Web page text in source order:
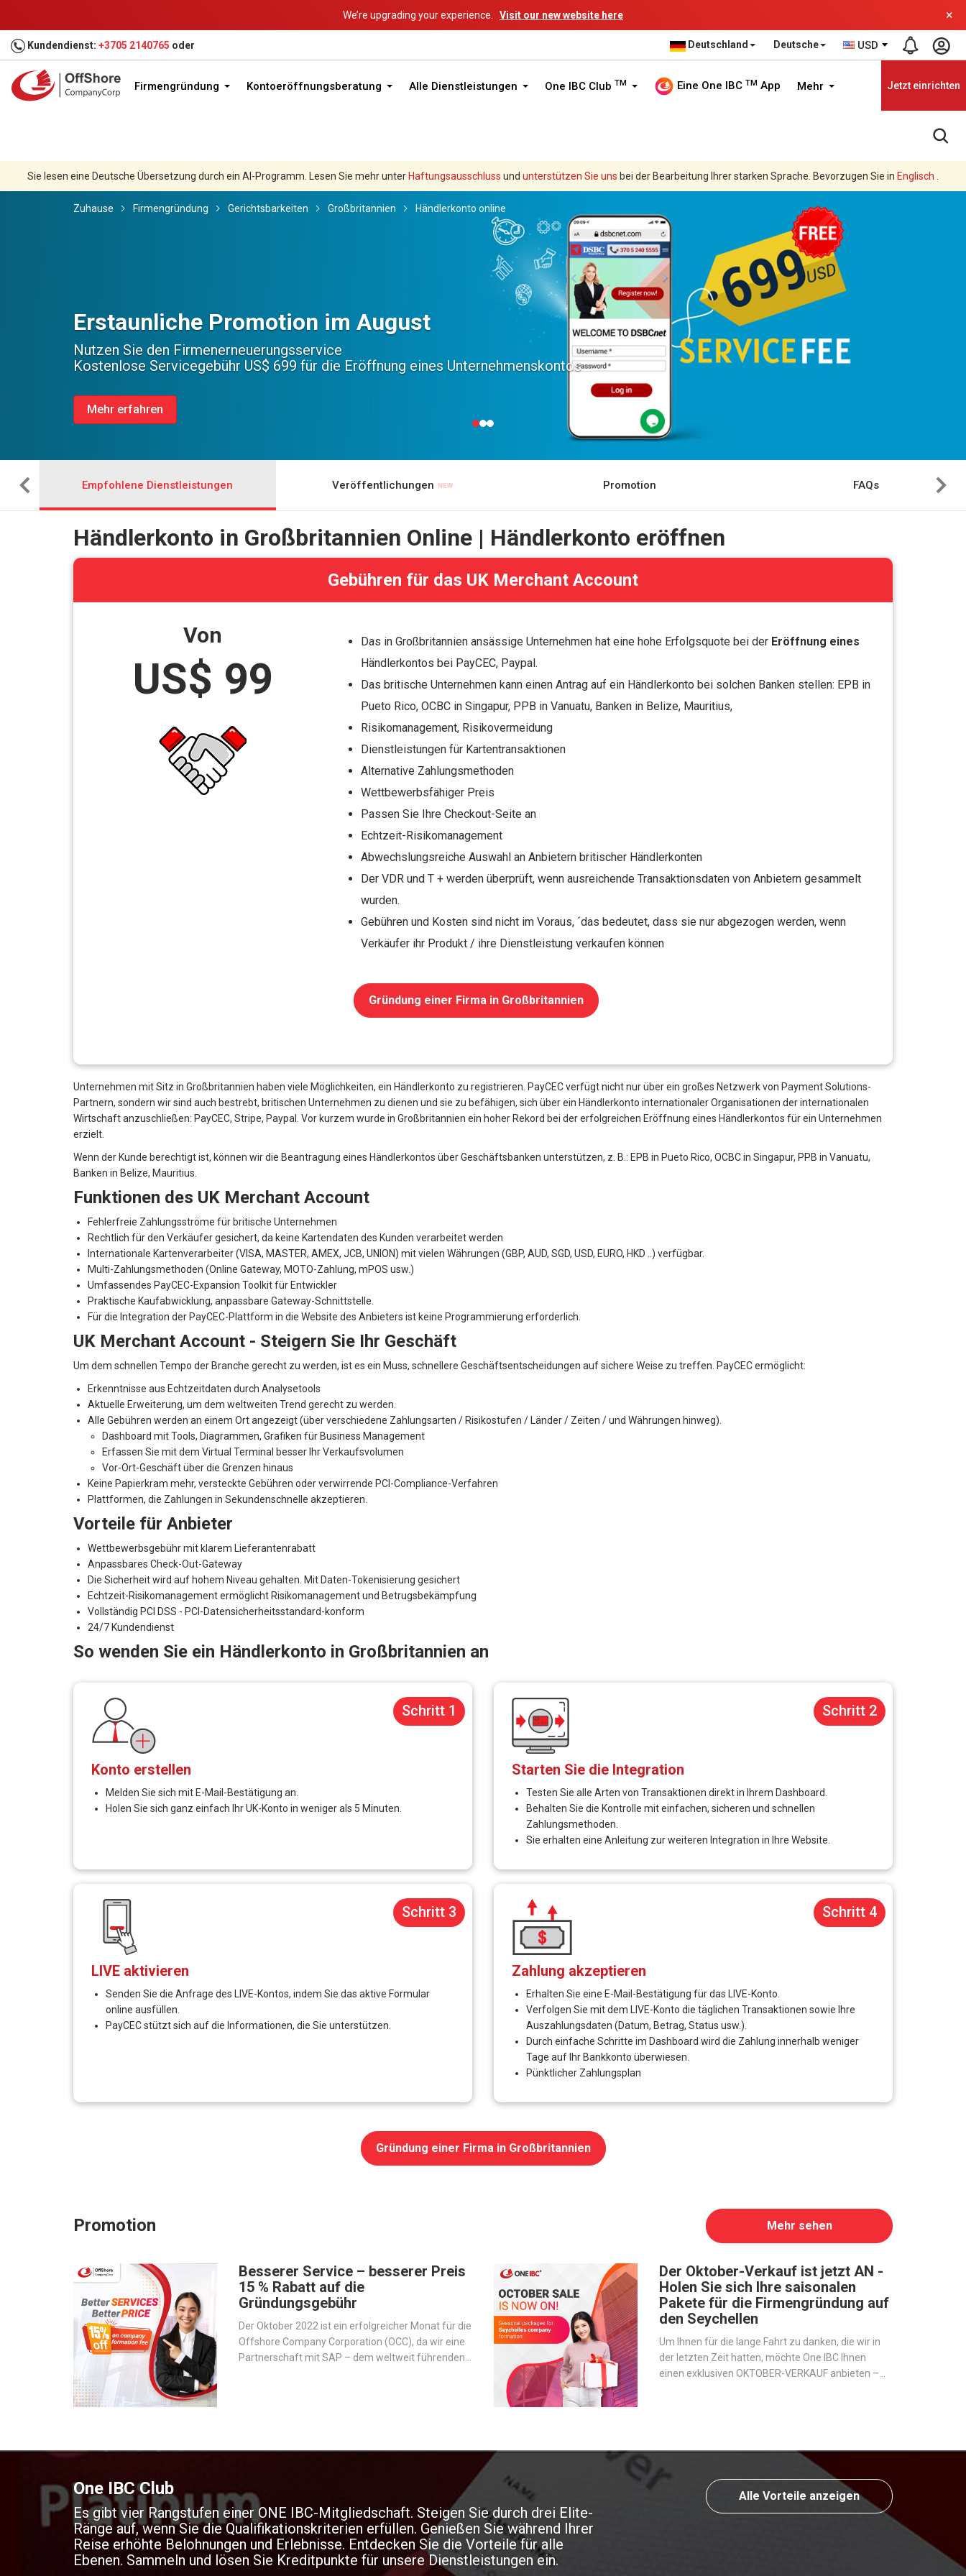
We’re upgrading your experience. Visit our new website here ×
Kundendienst: +3705 2140765 oder Deutschland Deutsche USD
Firmengründung Kontoeröffnungsberatung Alle Dienstleistungen One IBC Club TM Eine One IBC TM App Mehr Jetzt einrichten
Sie lesen eine Deutsche Übersetzung durch ein AI-Programm. Lesen Sie mehr unter Haftungsausschluss und unterstützen Sie uns bei der Bearbeitung Ihrer starken Sprache. Bevorzugen Sie in Englisch .
Zuhause Firmengründung Gerichtsbarkeiten Großbritannien Händlerkonto online
Sonderangebot des Monats
Mehr erfahren
Empfohlene Dienstleistungen
Händlerkonto in Großbritannien Online | Händlerkonto eröffnen
Gebühren für das UK Merchant Account
Von
US$ 99
Das in Großbritannien ansässige Unternehmen hat eine hohe Erfolgsquote bei der
Händlerkontos bei PayCEC, Paypal.
Pueto Rico, OCBC in Singapur, PPB in Vanuatu, Banken in Belize, Mauritius,
Risikomanagement, Risikovermeidung
Dienstleistungen für Kartentransaktionen
Wettbewerbsfähiger Preis
Der VDR und T + werden überprüft, wenn ausreichende Transaktionsdaten von Anbietern gesammelt
wurden.
Gebühren und Kosten sind nicht im Voraus, ´das bedeutet, dass sie nur abgezogen werden, wenn
Gründung einer Firma in Großbritannien
Partnern, sondern wir sind auch bestrebt, britischen Unternehmen zu dienen und sie zu befähigen, sich über ein Händlerkonto internationaler Organisationen der internationalen
Wirtschaft anzuschließen: PayCEC, Stripe, Paypal. Vor kurzem wurde in Großbritannien ein hoher Rekord bei der erfolgreichen Eröffnung eines Händlerkontos für ein Unternehmen
Banken in Belize, Mauritius.
Funktionen des UK Merchant Account
Rechtlich für den Verkäufer gesichert, da keine Kartendaten des Kunden verarbeitet werden
Internationale Kartenverarbeiter (VISA, MASTER, AMEX, JCB, UNION) mit vielen Währungen (GBP, AUD, SGD, USD, EURO, HKD ..) verfügbar.
Multi-Zahlungsmethoden (Online Gateway, MOTO-Zahlung, mPOS usw.)
Praktische Kaufabwicklung, anpassbare Gateway-Schnittstelle.
Für die Integration der PayCEC-Plattform in die Website des Anbieters ist keine Programmierung erforderlich.
Um dem schnellen Tempo der Branche gerecht zu werden, ist es ein Muss, schnellere Geschäftsentscheidungen auf sichere Weise zu treffen. PayCEC ermöglicht:
Aktuelle Erweiterung, um dem weltweiten Trend gerecht zu werden.
Dashboard mit Tools, Diagrammen, Grafiken für Business Management
Erfassen Sie mit dem Virtual Terminal besser Ihr Verkaufsvolumen
Vorteile für Anbieter
Anpassbares Check-Out-Gateway
Die Sicherheit wird auf hohem Niveau gehalten. Mit Daten-Tokenisierung gesichert
Echtzeit-Risikomanagement ermöglicht Risikomanagement und Betrugsbekämpfung
Vollständig PCI DSS - PCI-Datensicherheitsstandard-konform
24/7 Kundendienst
So wenden Sie ein Händlerkonto in Großbritannien an
Melden Sie sich mit E-Mail-Bestätigung an.
Holen Sie sich ganz einfach Ihr UK-Konto in weniger als 5 Minuten.
Starten Sie die Integration
Testen Sie alle Arten von Transaktionen direkt in Ihrem Dashboard.
Behalten Sie die Kontrolle mit einfachen, sicheren und schnellen
Zahlungsmethoden.
Sie erhalten eine Anleitung zur weiteren Integration in Ihre Website.